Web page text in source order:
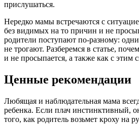
прислушаться.
Нередко мамы встречаются с
без видимых на то причин и не
родители поступают по-разному:
не трогают. Разберемся в статье,
и не просыпается, а также как с этим
Ценные рекомендации
Любящая и наблюдательная мама
ребенка. Если плач инстинктивный,
того, как родитель возьмет кроху на